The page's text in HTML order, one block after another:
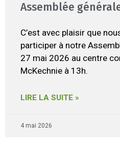
Assemblée
C’est avec plaisir que
participer à notre
27 mai 2026 au centre
McKechnie à 13h.
LIRE LA SUITE »
4 mai 2026